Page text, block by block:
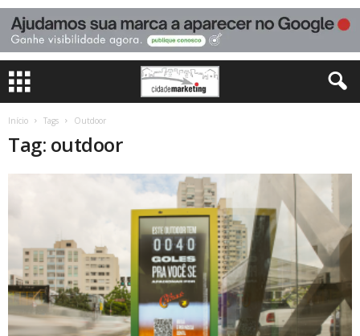
Início Tags Outdoor
Tag: outdoor